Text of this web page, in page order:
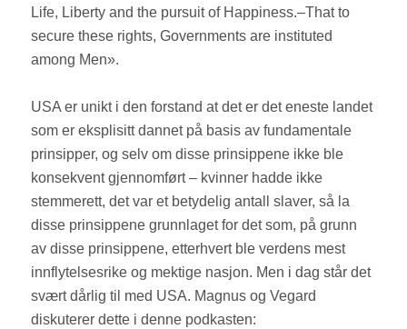
Life, Liberty and the pursuit of Happiness.–That to
secure these rights, Governments are instituted
among Men».
USA er unikt i den forstand at det er det eneste landet
som er eksplisitt dannet på basis av fundamentale
prinsipper, og selv om disse prinsippene ikke ble
konsekvent gjennomført – kvinner hadde ikke
stemmerett, det var et betydelig antall slaver, så la
disse prinsippene grunnlaget for det som, på grunn
av disse prinsippene, etterhvert ble verdens mest
innflytelsesrike og mektige nasjon. Men i dag står det
svært dårlig til med USA. Magnus og Vegard
diskuterer dette i denne podkasten: